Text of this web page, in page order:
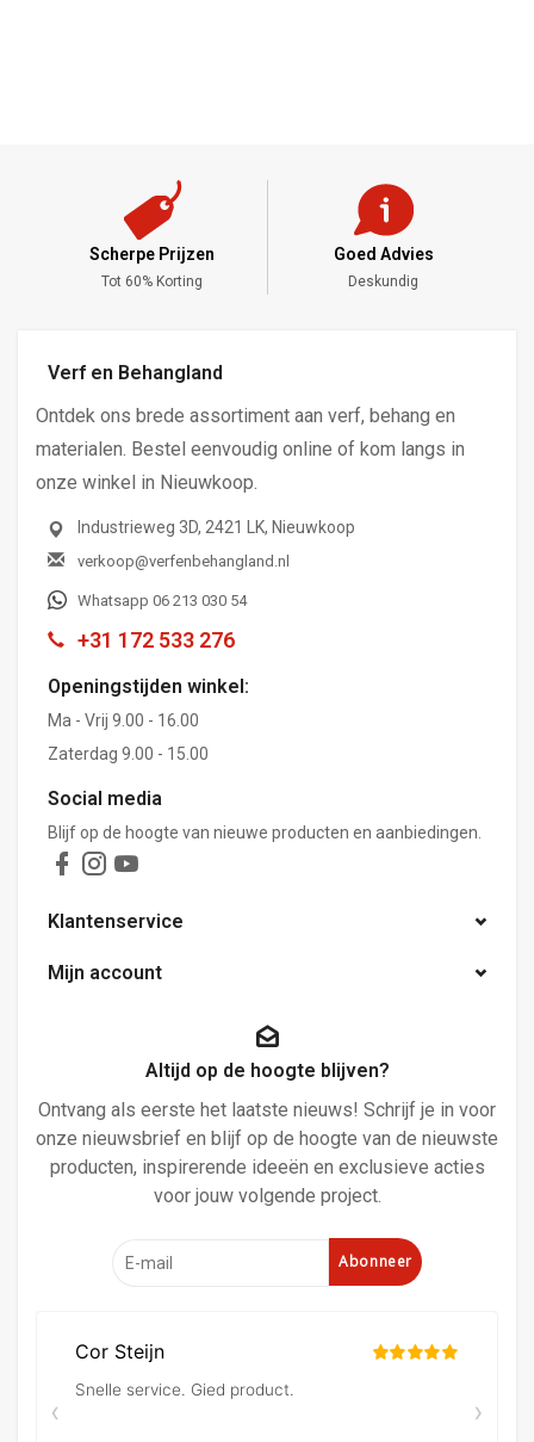
Scherpe Prijzen
Tot 60% Korting
Goed Advies
Deskundig
Verf en Behangland
Ontdek ons brede assortiment aan verf, behang en
materialen. Bestel eenvoudig online of kom langs in
onze winkel in Nieuwkoop.
Industrieweg 3D, 2421 LK, Nieuwkoop
verkoop@verfenbehangland.nl
Whatsapp 06 213 030 54
+31 172 533 276
Openingstijden winkel:
Ma - Vrij 9.00 - 16.00
Zaterdag 9.00 - 15.00
Social media
Blijf op de hoogte van nieuwe producten en aanbiedingen.
Klantenservice
Mijn account
Altijd op de hoogte blijven?
Ontvang als eerste het laatste nieuws! Schrijf je in voor
onze nieuwsbrief en blijf op de hoogte van de nieuwste
producten, inspirerende ideeën en exclusieve acties
voor jouw volgende project.
Abonneer